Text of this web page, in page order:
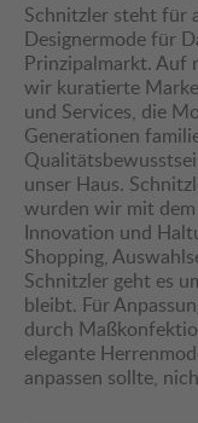
Schnitzler steht für
Designermode für
Prinzipalmarkt. Auf
wir kuratierte
und Services, die
Generationen
unser Haus.
wurden wir mit
Innovation und
Shopping,
Schnitzler geht es
bleibt. Für
durch
elegante
anpassen sollte,